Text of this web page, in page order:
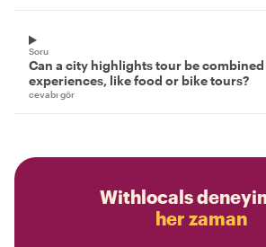
Soru
Can a city highlights tour be
experiences, like food or bike tours?
cevabı gör
Withlocals
her zaman